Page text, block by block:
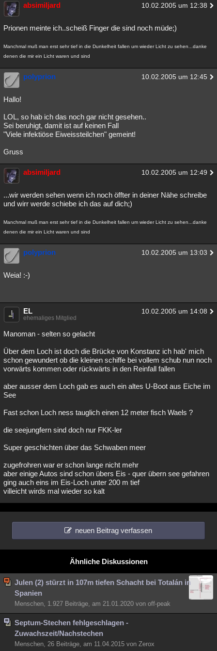
absimiljard 10.02.2005 um 12:38
Prionen meinte ich..scheiß Finger die sind noch müde;)
Manchmal muß man erst sehr tief in die Dunkelheit fallen um wieder Licht zu sehen...danke
denen die mir ein Licht waren und sind
polyprion 10.02.2005 um 12:45
Hallo!
LOL, so hab ich das noch gar nicht gesehen..
Sei beruhigt, damit ist auf keinen Fall
"Viele infektiöse Eiweissteilchen" gemeint!
Gruss
absimiljard 10.02.2005 um 12:49
...wir werden sehen wenn ich noch öffter in deiner Nähe schreibe
und wirr werde schiebe ich das auf dich;)
Manchmal muß man erst sehr tief in die Dunkelheit fallen um wieder Licht zu sehen...danke
denen die mir ein Licht waren und sind
polyprion 10.02.2005 um 13:03
Weia! :-)
EL 10.02.2005 um 14:08
ehemaliges Mitglied
Manoman - selten so gelacht
Über dem Loch ist doch die Brücke von Konstanz ich hab' mich
schon gewundert ob die kleinen schiffe bei vollem schub nun noch
vorwärts kommen oder rückwärts in den Reinfall fallen
aber ausser dem Loch gab es auch ein altes U-Boot aus Eiche im
See
Fast schon Loch ness tauglich einen 12 meter fisch Waels ?
die seejungfern sind doch nur FKK-ler
Super geschichten über das Schwaben meer
zugefrohren war er schon lange nicht mehr
aber einige Autos sind schon übers Eis - quer übern see gefahren
ging auch eins im Eis-Loch unter 200 m tief
villeicht wirds mal wieder so kalt
neuen Beitrag verfassen
Ähnliche Diskussionen
Julen (2) stürzt in 107m tiefen Schacht bei Totalán in
Spanien
Menschen, 1.927 Beiträge, am 21.01.2020 von off-peak
Septum-Stechen fehlgeschlagen -
Zuwachszeit/Nachstechen
Menschen, 26 Beiträge, am 11.04.2015 von Zerox